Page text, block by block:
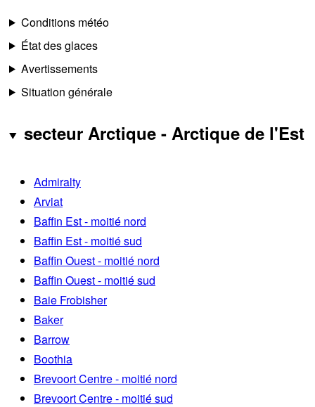
Conditions météo
État des glaces
Avertissements
Situation générale
secteur Arctique - Arctique de l'Est
Admiralty
Arviat
Baffin Est - moitié nord
Baffin Est - moitié sud
Baffin Ouest - moitié nord
Baffin Ouest - moitié sud
Baie Frobisher
Baker
Barrow
Boothia
Brevoort Centre - moitié nord
Brevoort Centre - moitié sud